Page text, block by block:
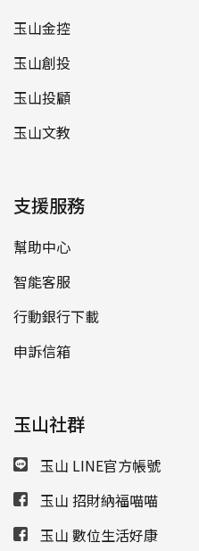
玉山金控
玉山創投
玉山投顧
玉山文教
支援服務
幫助中心
智能客服
行動銀行下載
申訴信箱
玉山社群
玉山 LINE官方帳號
玉山 招財納福喵喵
玉山 數位生活好康